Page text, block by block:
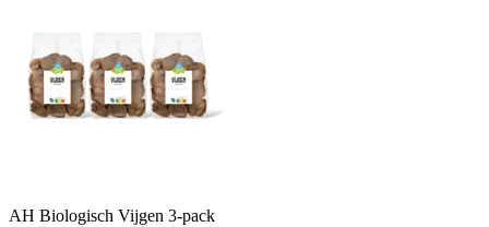
AH Biologisch Vijgen 3-pack